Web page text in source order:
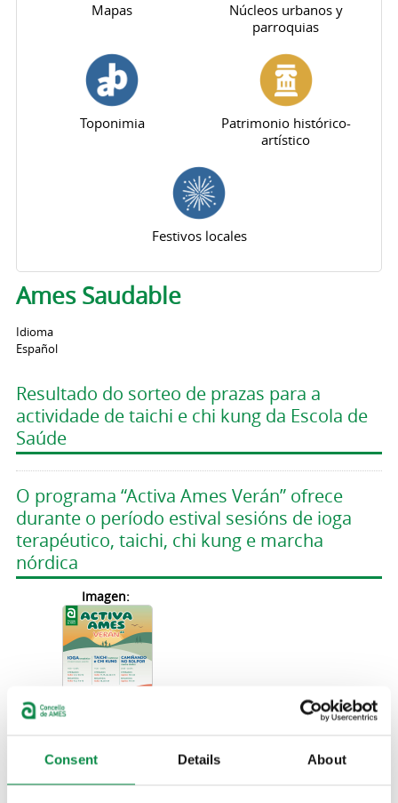
Consent Details About
Mapas
Núcleos urbanos y
parroquias
Toponimia
Patrimonio histórico-
artístico
Festivos locales
Ames Saudable
Idioma
Español
Resultado do sorteo de prazas para a
actividade de taichi e chi kung da Escola de
Saúde
O programa “Activa Ames Verán” ofrece
durante o período estival sesións de ioga
terapéutico, taichi, chi kung e marcha
nórdica
Imagen:
Premio Nacional de Calidade 2021 polo
fomento de estilos de vida saudables